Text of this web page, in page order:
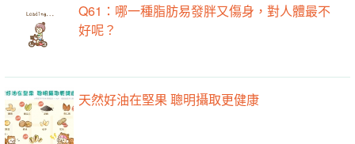
Q61：哪一種脂肪易發胖又傷身，對人體最不
好呢？
天然好油在堅果 聰明攝取更健康